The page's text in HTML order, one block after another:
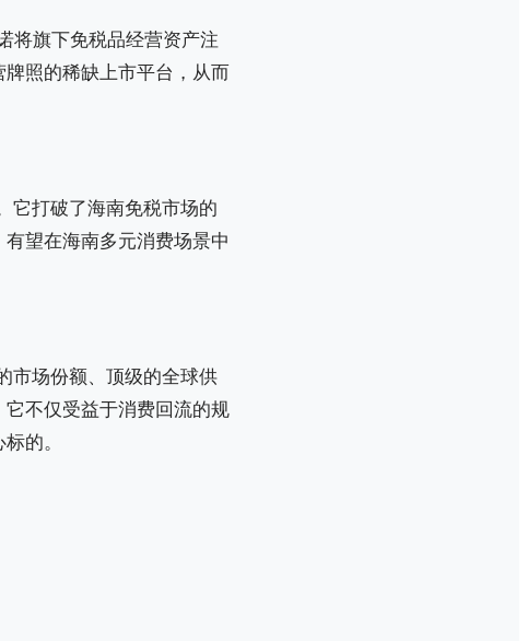
将旗下免税品经营资产注
照的稀缺上市平台，从而
它打破了海南免税市场的
望在海南多元消费场景中
市场份额、顶级的全球供
不仅受益于消费回流的规
的。